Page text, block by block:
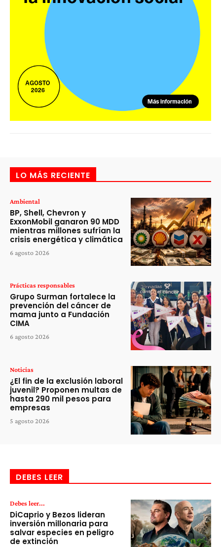
LO MÁS RECIENTE
Ambiental
BP, Shell, Chevron y
ExxonMobil ganaron 90 MDD
mientras millones sufrían la
crisis energética y climática
6 agosto 2026
Prácticas responsables
Grupo Surman fortalece la
prevención del cáncer de
mama junto a Fundación
CIMA
6 agosto 2026
Noticias
¿El fin de la exclusión laboral
juvenil? Proponen multas de
hasta 290 mil pesos para
empresas
5 agosto 2026
DEBES LEER
Debes leer...
DiCaprio y Bezos lideran
inversión millonaria para
salvar especies en peligro
de extinción